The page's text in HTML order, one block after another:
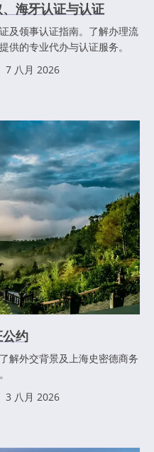
海牙认证与认证
及领事认证指南。了解办理流
供的专业代办与认证服务。
7 八月 2026
约
解外交背景及上海史密德商务
3 八月 2026